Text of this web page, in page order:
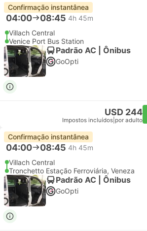
Confirmação instantânea
04:00 08:45 4h 45m
Villach Central
Venice Port Bus Station
Padrão AC | Ônibus
GoOpti
USD 244
Impostos incluídos por adulto
Confirmação instantânea
04:00 08:45 4h 45m
Villach Central
Tronchetto Estação Ferroviária, Veneza
Padrão AC | Ônibus
GoOpti